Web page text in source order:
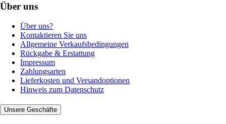
Über uns
Über uns?
Kontaktieren Sie uns
Allgemeine Verkaufsbedingungen
Rückgabe & Erstattung
Impressum
Zahlungsarten
Lieferkosten und Versandoptionen
Hinweis zum Datenschutz
Unsere Geschäfte